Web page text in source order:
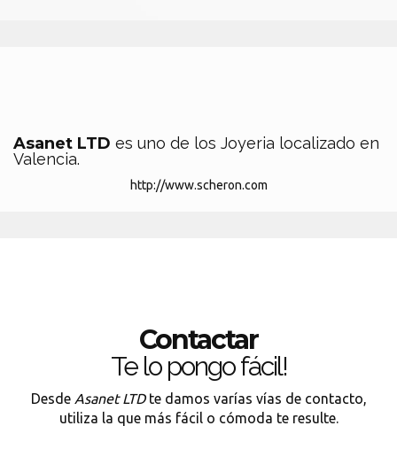
Asanet LTD es uno de los Joyeria localizado en
Valencia.
http://www.scheron.com
Contactar
Te lo pongo fácil!
Desde Asanet LTDte damos varías vías de contacto,
utiliza la que más fácil o cómoda te resulte.